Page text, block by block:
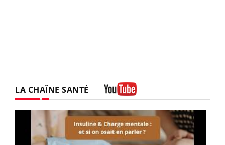
LA CHAÎNE SANTÉ